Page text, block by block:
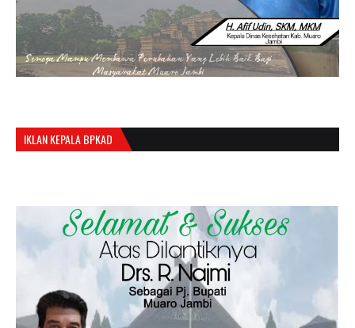
IKLAN KEPALA BPKAD